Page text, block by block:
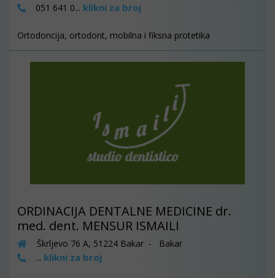
051 641 0... klikni za broj
Ortodoncija, ortodont, mobilna i fiksna protetika
ORDINACIJA DENTALNE MEDICINE dr.
med. dent. MENSUR ISMAILI
Škrljevo 76 A, 51224 Bakar - Bakar
... klikni za broj